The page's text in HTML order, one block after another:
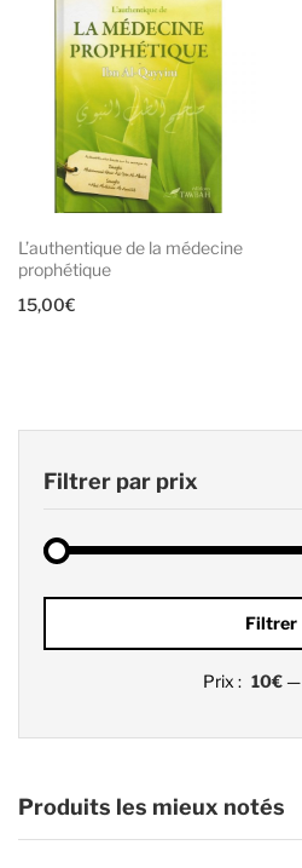
L’authentique de la médecine
prophétique
15,00€
Filtrer par prix
min
max
Filtrer
Prix : 10€—
Produits les mieux notés